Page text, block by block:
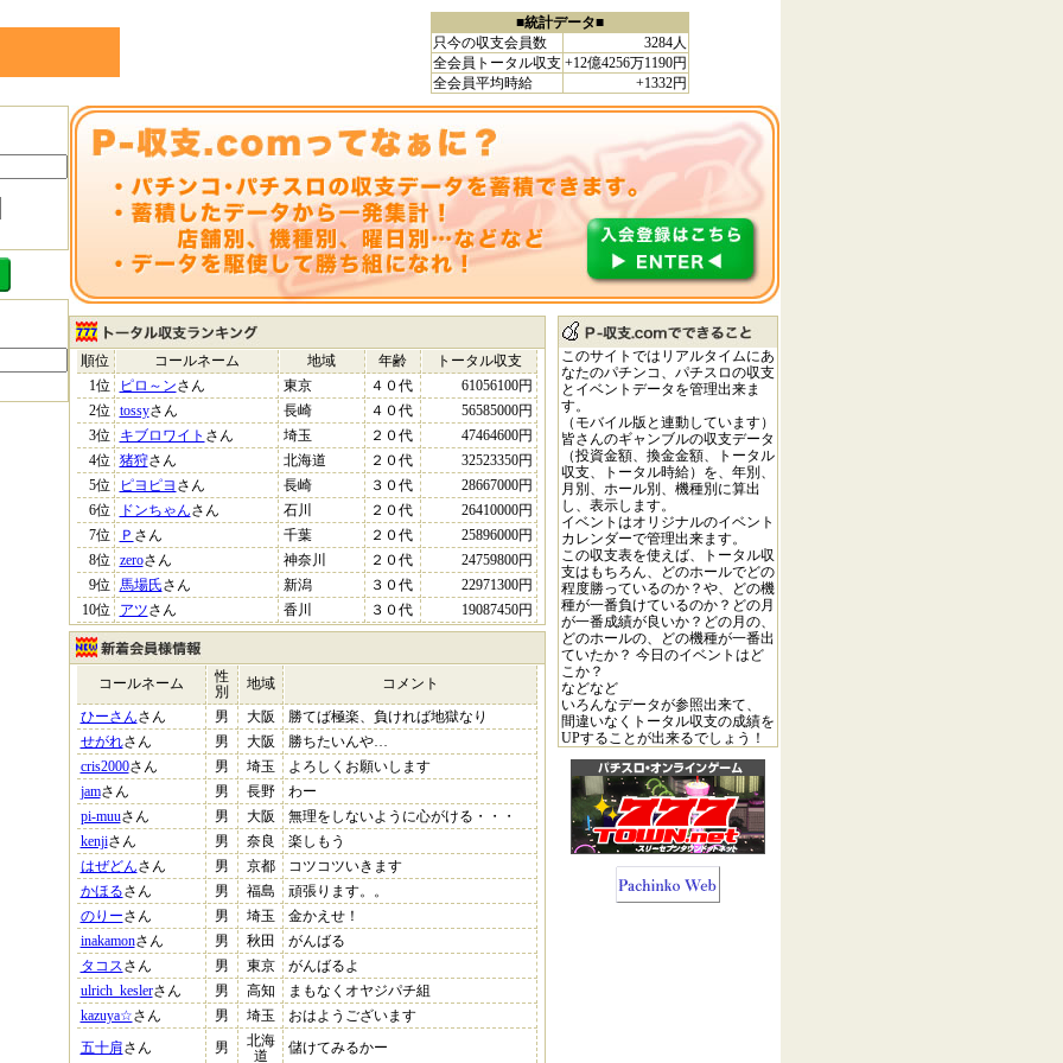
■統計データ■
只今の収支会員数
3284人
全会員トータル収支 +12億4256万1190円
全会員平均時給
+1332円
順位 コールネーム 地域 年齢
トータル収支
1位
ピロ～ンさん 東京 ４０代
61056100円
2位
tossyさん 長崎 ４０代
56585000円
3位
キブロワイト さん 埼玉 ２０代
47464600円
4位
猪狩さん 北海道 ２０代
32523350円
5位
ピヨピヨ さん 長崎 ３０代
28667000円
6位
ドンちゃんさん 石川 ２０代
26410000円
7位
Ｐ さん 千葉 ２０代
25896000円
8位
zeroさん 神奈川 ２０代
24759800円
9位
馬場氏さん 新潟 ３０代
22971300円
10位
アツさん 香川 ３０代 19087450円
コールネーム
性
別
地域
コメント
ひーさんさん 男 大阪
勝てば極楽、負ければ地獄なり
せがれさん 男 大阪
勝ちたいんや…
cris2000さん 男 埼玉
よろしくお願いします
jamさん 男 長野
わー
pi-muuさん 男 大阪
無理をしないように心がける・・・
kenjiさん 男 奈良
楽しもう
はぜどんさん 男 京都
コツコツいきます
かほるさん 男 福島
頑張ります。。
のりーさん 男 埼玉
金かえせ！
inakamonさん 男 秋田
がんばる
タコスさん 男 東京
がんばるよ
ulrich_keslerさん 男 高知
まもなくオヤジパチ組
kazuya☆さん 男 埼玉
おはようございます
五十肩さん 男
北海
道
儲けてみるかー
このサイトではリアルタイムにあ
なたのパチンコ、パチスロの収支
とイベントデータを管理出来ま
す。
（モバイル版と連動しています）
皆さんのギャンブルの収支データ
（投資金額、換金金額、トータル
収支、トータル時給）を、年別、
月別、ホール別、機種別に算出
し、表示します。
イベントはオリジナルのイベント
カレンダーで管理出来ます。
この収支表を使えば、トータル収
支はもちろん、どのホールでどの
程度勝っているのか？や、どの機
種が一番負けているのか？どの月
が一番成績が良いか？どの月の、
どのホールの、どの機種が一番出
ていたか？ 今日のイベントはど
こか？
などなど
いろんなデータが参照出来て、
間違いなくトータル収支の成績を
UPすることが出来るでしょう！